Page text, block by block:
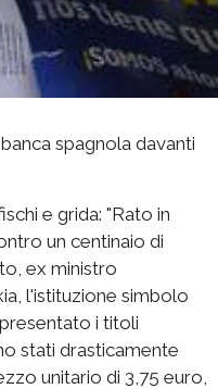
spagnola davanti
e grida: "Rato in
un centinaio di
ex ministro
l'istituzione simbolo
i titoli
stati drasticamente
unitario di 3,75 euro,